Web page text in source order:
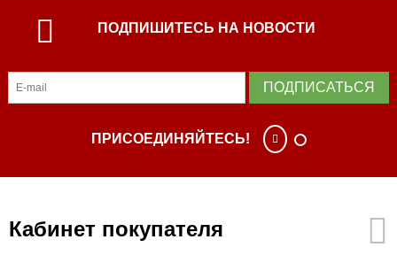
ПОДПИШИТЕСЬ НА НОВОСТИ
ПОДПИСАТЬСЯ
ПРИСОЕДИНЯЙТЕСЬ!
Кабинет покупателя